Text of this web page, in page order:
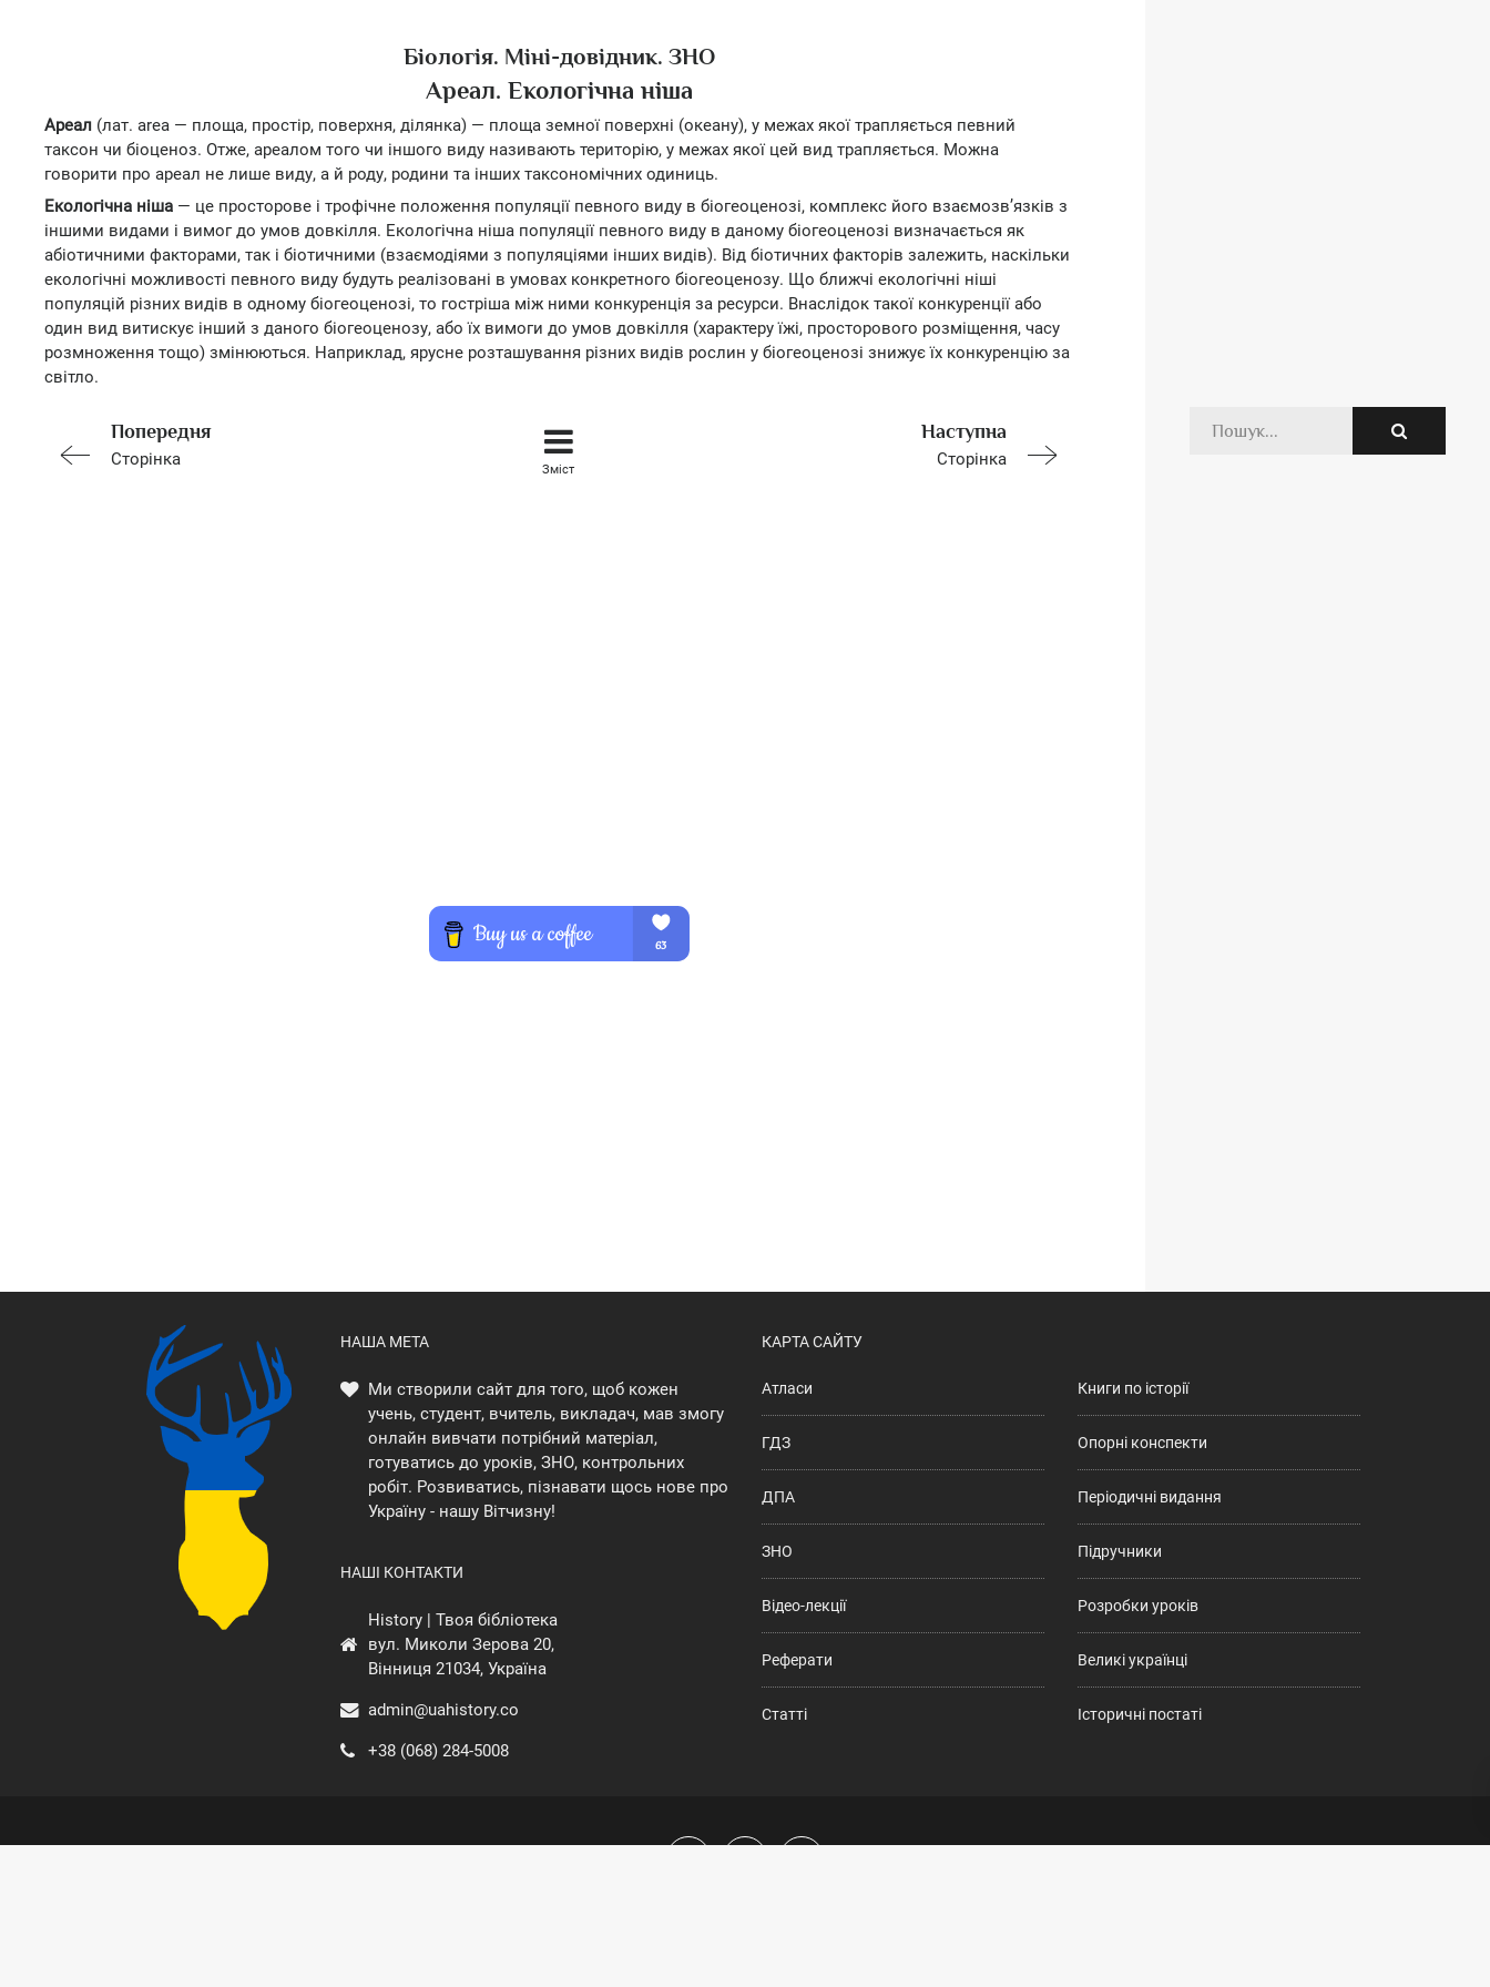
Біологія. Міні-довідник. ЗНО
Ареал. Екологічна ніша
Ареал (лат. area — площа, простір, поверхня, ділянка) — площа земної поверхні (океану), у межах якої трапляється певний
таксон чи біоценоз. Отже, ареалом того чи іншого виду називають територію, у межах якої цей вид трапляється. Можна
говорити про ареал не лише виду, а й роду, родини та інших таксономічних одиниць.
Екологічна ніша — це просторове і трофічне положення популяції певного виду в біогеоценозі, комплекс його взаємозв’язків з
іншими видами і вимог до умов довкілля. Екологічна ніша популяції певного виду в даному біогеоценозі визначається як
абіотичними факторами, так і біотичними (взаємодіями з популяціями інших видів). Від біотичних факторів залежить, наскільки
екологічні можливості певного виду будуть реалізовані в умовах конкретного біогеоценозу. Що ближчі екологічні ніші
популяцій різних видів в одному біогеоценозі, то гостріша між ними конкуренція за ресурси. Внаслідок такої конкуренції або
один вид витискує інший з даного біогеоценозу, або їх вимоги до умов довкілля (характеру їжі, просторового розміщення, часу
розмноження тощо) змінюються. Наприклад, ярусне розташування різних видів рослин у біогеоценозі знижує їх конкуренцію за
світло.
Попередня
Сторінка
Наступна
Сторінка
Зміст
НАША МЕТА
Ми створили сайт для того, щоб кожен
учень, студент, вчитель, викладач, мав змогу
онлайн вивчати потрібний матеріал,
готуватись до уроків, ЗНО, контрольних
робіт. Розвиватись, пізнавати щось нове про
Україну - нашу Вітчизну!
НАШІ КОНТАКТИ
History | Твоя бібліотека
вул. Миколи Зерова 20,
Вінниця 21034, Україна
admin@uahistory.co
+38 (068) 284-5008
КАРТА САЙТУ
Атласи
ГДЗ
ДПА
ЗНО
Відео-лекції
Реферати
Статті
Книги по історії
Опорні конспекти
Періодичні видання
Підручники
Розробки уроків
Великі українці
Історичні постаті